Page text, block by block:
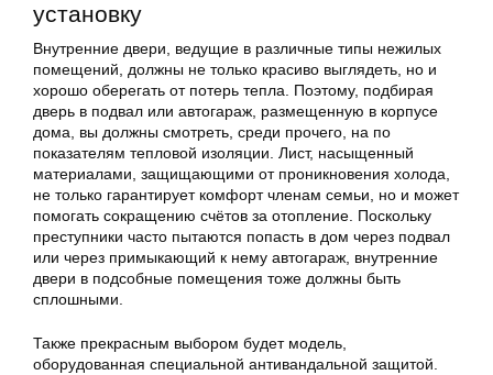
установку
Внутренние двери, ведущие в различные типы нежилых
помещений, должны не только красиво выглядеть, но и
хорошо оберегать от потерь тепла. Поэтому, подбирая
дверь в подвал или автогараж, размещенную в корпусе
дома, вы должны смотреть, среди прочего, на по
показателям тепловой изоляции. Лист, насыщенный
материалами, защищающими от проникновения холода,
не только гарантирует комфорт членам семьи, но и может
помогать сокращению счётов за отопление. Поскольку
преступники часто пытаются попасть в дом через подвал
или через примыкающий к нему автогараж, внутренние
двери в подсобные помещения тоже должны быть
сплошными.
Также прекрасным выбором будет модель,
оборудованная специальной антивандальной защитой.